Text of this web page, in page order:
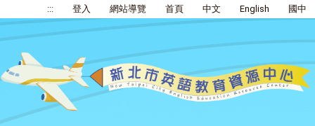
::: 登入 網站導覽 首頁 中文 English 國中